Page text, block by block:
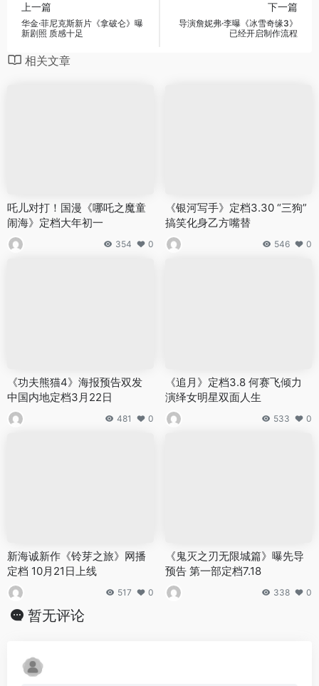
上一篇
华金·菲尼克斯新片《拿破仑》曝
新剧照 质感十足
下一篇
导演詹妮弗·李曝《冰雪奇缘3》
已经开启制作流程
相关文章
吒儿对打！国漫《哪吒之魔童
闹海》定档大年初一
354 0
《银河写手》定档3.30 “三狗”
搞笑化身乙方嘴替
546 0
《功夫熊猫4》海报预告双发
中国内地定档3月22日
481 0
《追月》定档3.8 何赛飞倾力
演绎女明星双面人生
533 0
新海诚新作《铃芽之旅》网播
定档 10月21日上线
517 0
《鬼灭之刃无限城篇》曝先导
预告 第一部定档7.18
338 0
暂无评论